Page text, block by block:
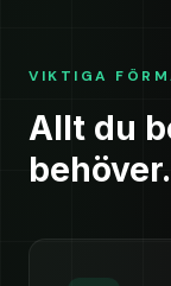
VIKTIGA
Allt du
behöver.